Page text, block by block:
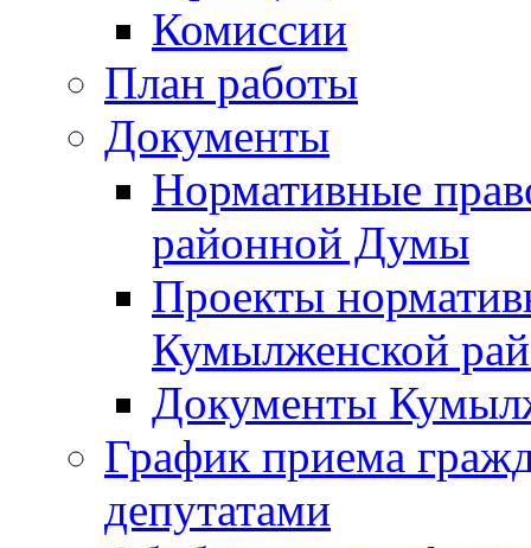
Комиссии
План работы
Документы
Нормативные
районной Думы
Проекты
Кумылженской
Документы
График приема
депутатами